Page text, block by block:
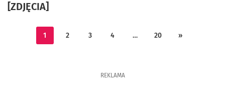
[ZDJĘCIA]
1 2 3 4 … 20 »
REKLAMA